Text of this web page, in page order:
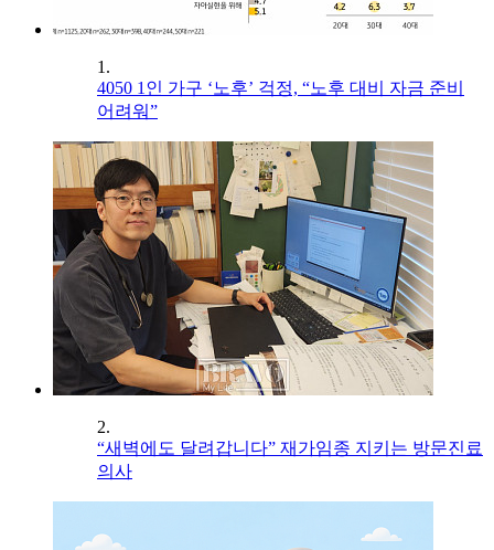
1.
4050 1인 가구 ‘노후’ 걱정, “노후 대비 자금 준비
어려워”
2.
“새벽에도 달려갑니다” 재가임종 지키는 방문진료
의사